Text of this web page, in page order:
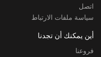
اتصل
سياسة ملفات الارتباط
أين يمكنك أن تجدنا
فروعنا